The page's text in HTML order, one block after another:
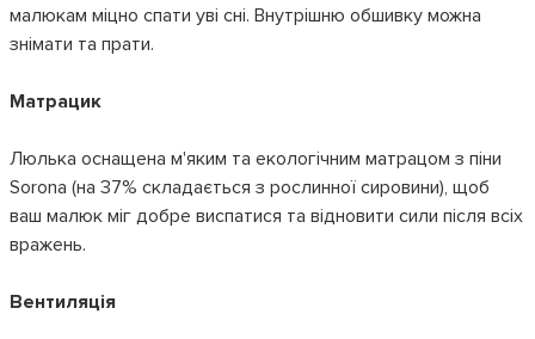
малюкам міцно спати уві сні. Внутрішню обшивку можна
знімати та прати.
Матрацик
Люлька оснащена м'яким та екологічним матрацом з піни
Sorona (на 37% складається з рослинної сировини), щоб
ваш малюк міг добре виспатися та відновити сили після всіх
вражень.
Вентиляція